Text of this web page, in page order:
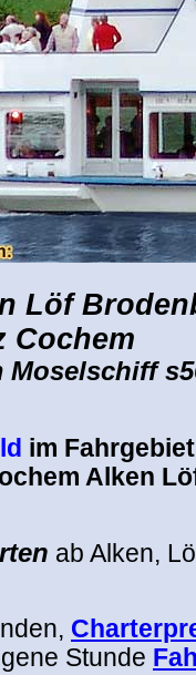
Löf
Cochem
Moselschiff
im
Alken
ab Alken,
Stunde